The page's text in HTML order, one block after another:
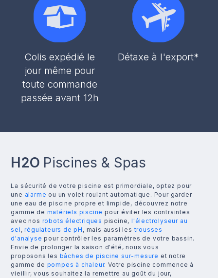
Colis expédié le
jour même pour
toute commande
passée avant 12h
Détaxe à l'export*
H2O Piscines & Spas
La sécurité de votre piscine est primordiale, optez pour
une alarme ou un volet roulant automatique. Pour garder
une eau de piscine propre et limpide, découvrez notre
gamme de matériels piscine pour éviter les contraintes
avec nos robots électriques piscine, l'électrolyseur au
sel ,régulateurs de pH , mais aussi lestrousses
d'analyse pour contrôler les paramètres de votre bassin.
Envie de prolonger la saison d'été, nous vous
proposons les bâches de piscine sur-mesure et notre
gamme de pompes à chaleur. Votre piscine commence à
vieillir, vous souhaitez la remettre au goût du jour,